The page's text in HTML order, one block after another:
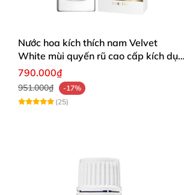
Nước hoa kích thích nam Velvet
White mùi quyến rũ cao cấp kích dục
tự nhiên
790.000₫
951.000₫
-17%
(25)